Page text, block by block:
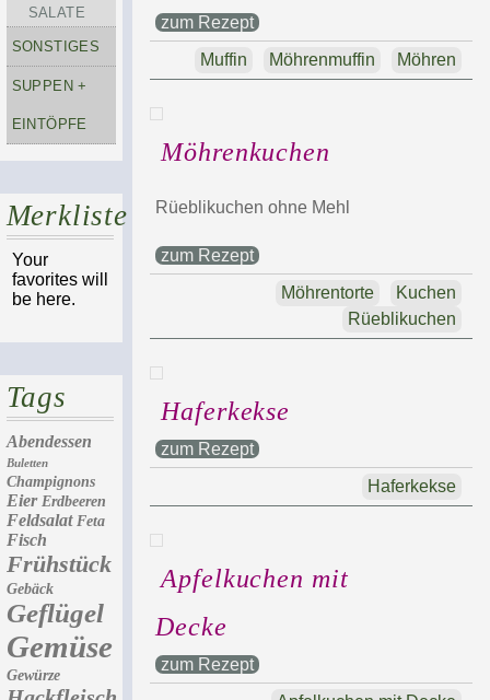
SALATE
SONSTIGES
SUPPEN +
EINTÖPFE
Merkliste
Your
favorites will
be here.
Tags
Abendessen
Buletten
Champignons
Eier Erdbeeren
Feldsalat Feta
Fisch
Frühstück
Gebäck
Geflügel
Gemüse
Gewürze
zum Rezept
Möhren
Möhrenmuffin
Muffin
Möhrenkuchen
Rüeblikuchen ohne Mehl
zum Rezept
Kuchen
Möhrentorte
Rüeblikuchen
Haferkekse
zum Rezept
Haferkekse
Apfelkuchen mit
Decke
zum Rezept